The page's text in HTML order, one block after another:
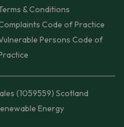
& Conditions
Code of Practice
Persons Code of
(1059559) Scotland
Energy